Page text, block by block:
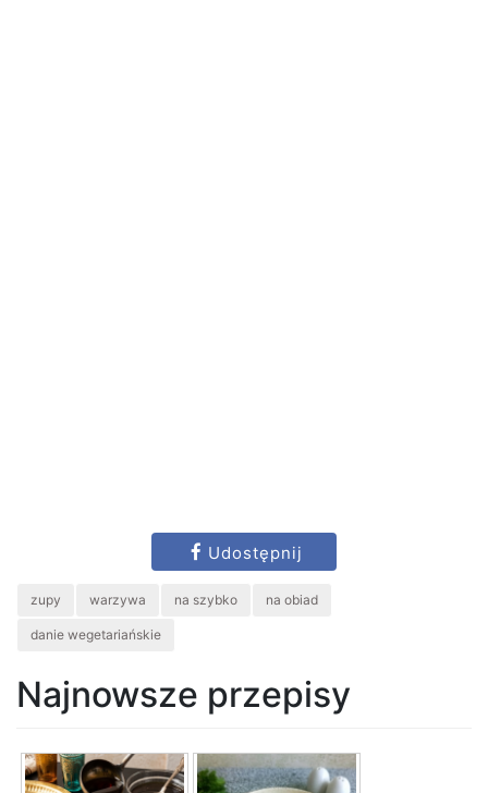
Udostępnij
zupy warzywa na szybko na obiad
danie wegetariańskie
Najnowsze przepisy